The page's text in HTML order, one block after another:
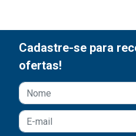
Cadastre-se para
ofertas!